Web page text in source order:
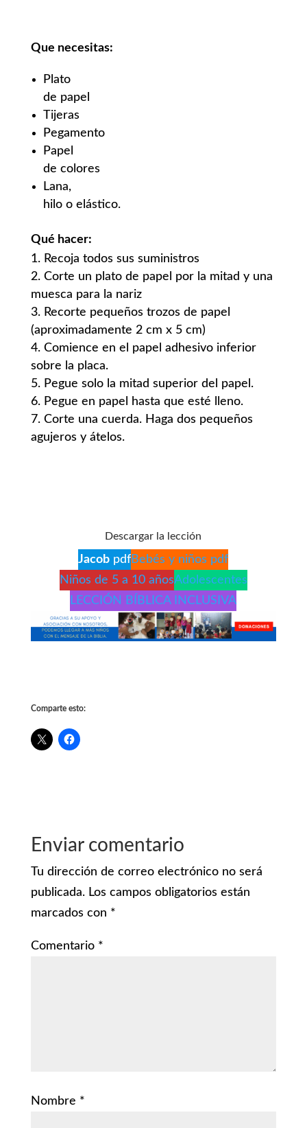
Que necesitas:
Plato
de papel
Tijeras
Pegamento
Papel
de colores
Lana,
hilo o elástico.
Qué hacer:
Recoja todos sus suministros
Corte un plato de papel por la mitad y una
muesca para la nariz
Recorte pequeños trozos de papel
(aproximadamente 2 cm x 5 cm)
Comience en el papel adhesivo inferior
sobre la placa.
Pegue solo la mitad superior del papel.
Pegue en papel hasta que esté lleno.
Corte una cuerda. Haga dos pequeños
agujeros y átelos.
Descargar la lección
Jacob pdfBebés y niños pdf
Niños de 5 a 10 añosAdolescentes
LECCIÓN BÍBLICA INCLUSIVA
Comparte esto:
Enviar comentario
Tu dirección de correo electrónico no será
publicada. Los campos obligatorios están
marcados con *
Comentario *
Nombre *